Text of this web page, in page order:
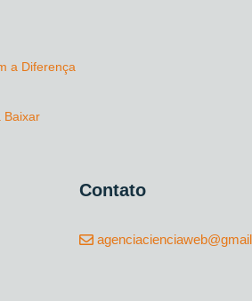
a Diferença
Baixar
Contato